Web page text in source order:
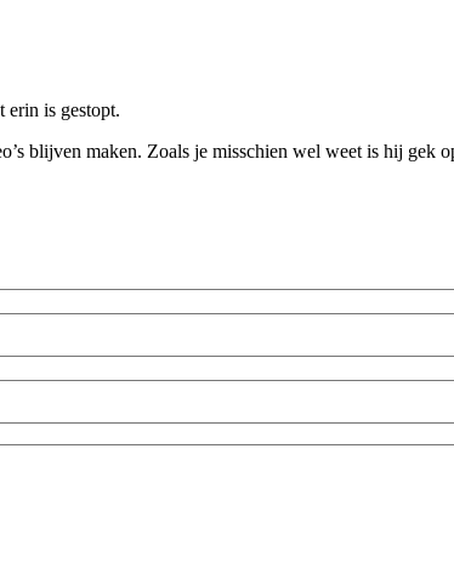
erin is gestopt.
blijven maken. Zoals je misschien wel weet is hij gek